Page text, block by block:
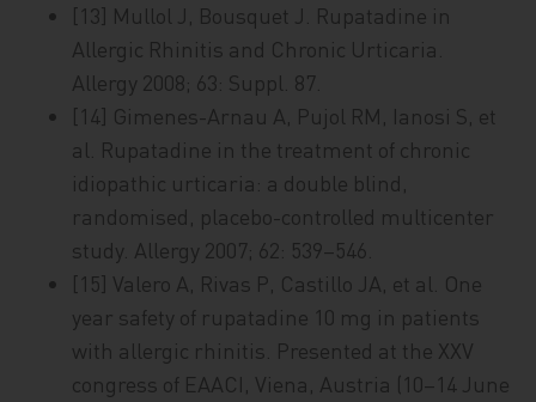
[13] Mullol J, Bousquet J. Rupatadine in
Allergic Rhinitis and Chronic Urticaria.
Allergy 2008; 63: Suppl. 87.
[14] Gimenes-Arnau A, Pujol RM, Ianosi S, et
al. Rupatadine in the treatment of chronic
idiopathic urticaria: a double blind,
randomised, placebo-controlled multicenter
study. Allergy 2007; 62: 539–546.
[15] Valero A, Rivas P, Castillo JA, et al. One
year safety of rupatadine 10 mg in patients
with allergic rhinitis. Presented at the XXV
congress of EAACI, Viena, Austria (10–14 June